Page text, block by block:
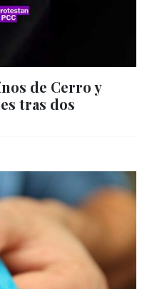
de Cerro y
tras dos